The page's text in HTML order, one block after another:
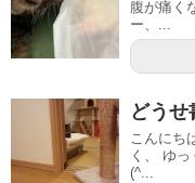
腹が痛く
ー、...
どうせ
こんにち
く、 ゆ
(^...